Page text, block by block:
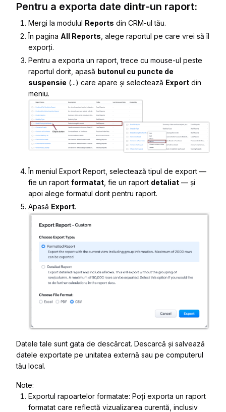
Pentru a exporta date dintr-un raport:
Mergi la modulul Reports din CRM-ul tău.
În pagina All Reports , alege raportul pe care vrei să îl
exporți.
Pentru a exporta un raport, trece cu mouse-ul peste
raportul dorit, apasă butonul cu puncte de
suspensie (...) care apare și selectează Export din
meniu.
În meniul Export Report , selectează tipul de export —
fie un raport formatat , fie un raport detaliat — și
apoi alege formatul dorit pentru raport.
Apasă Export.
Datele tale sunt gata de descărcat. Descarcă și salvează
datele exportate pe unitatea externă sau pe computerul
tău local.
Note:
Exportul rapoartelor formatate: Poți exporta un raport
formatat care reflectă vizualizarea curentă, inclusiv